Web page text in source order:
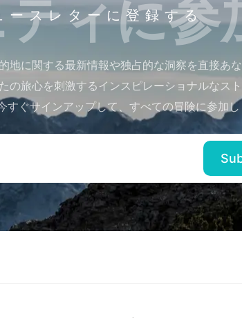
ースレターに登録する
地に関する最新情報や独占的な洞察を直接あ
の旅心を刺激するインスピレーショナルなス
すぐサインアップして、すべての冒険に参加